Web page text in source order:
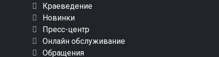
Краеведение
Новинки
Пресс-центр
Онлайн обслуживание
Обращения